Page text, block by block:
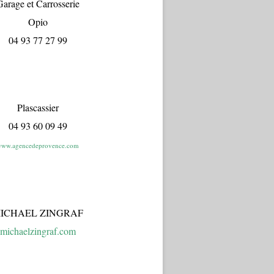
et Carrosserie
Opio
04 93 77 27 99
Plascassier
04 93 60 09 49
ZINGRAF
michaelzingraf.com